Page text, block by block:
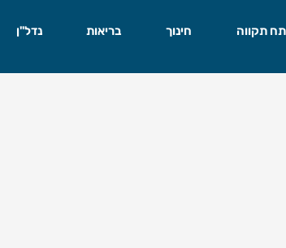
תקווה חינוך בריאות נדל"ן